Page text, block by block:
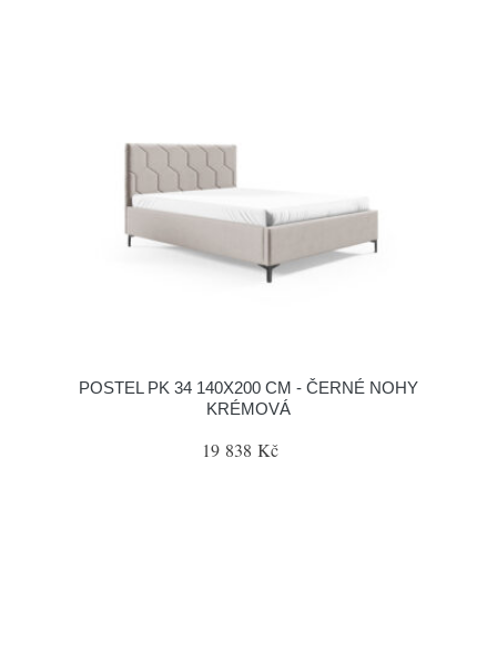
POSTEL PK 34 140X200 CM - ČERNÉ NOHY
KRÉMOVÁ
19 838 Kč